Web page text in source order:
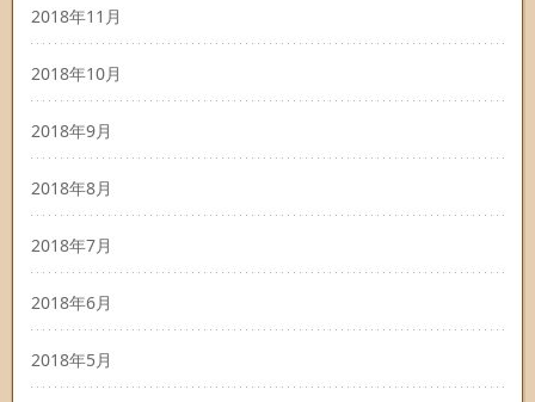
2018年11月
2018年10月
2018年9月
2018年8月
2018年7月
2018年6月
2018年5月